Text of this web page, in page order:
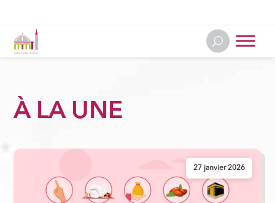
À LA UNE
27 janvier 2026